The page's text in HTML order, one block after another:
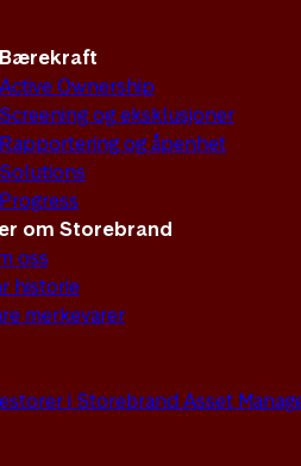
Bærekraft
Active Ownership
Screening og eksklusjoner
Rapportering og åpenhet
Solutions
Progress
om Storebrand
oss
historie
merkevarer
i Storebrand Asset